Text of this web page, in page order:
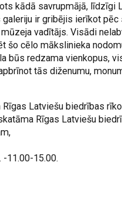
kādā savrupmājā, līdzīgi
ir gribējis ierīkot pēc
vadītājs. Visādi
šo cēlo mākslinieka
būs redzama vienkopus,
tās diženumu,
Rīgas Latviešu biedrības
Rīgas Latviešu
-11.00-15.00.